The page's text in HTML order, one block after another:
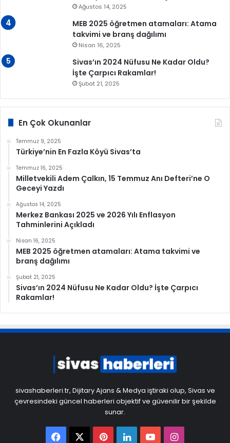
Ağustos 14, 2025
MEB 2025 öğretmen atamaları: Atama
takvimi ve branş dağılımı
Nisan 16, 2025
Sivas’ın 2024 Nüfusu Ne Kadar Oldu?
İşte Çarpıcı Rakamlar!
Şubat 21, 2025
En Çok Okunanlar
Temmuz 9, 2025
Türkiye’nin En Fazla Köyü Sivas’ta
Temmuz 16, 2025
Milletvekili Adem Çalkın, 15 Temmuz Anı Defteri’ne O
Geceyi Yazdı
Ağustos 14, 2025
Merkez Bankası 2025 ve 2026 Yılı Enflasyon
Tahminlerini Açıkladı
Nisan 16, 2025
MEB 2025 öğretmen atamaları: Atama takvimi ve
branş dağılımı
Şubat 21, 2025
Sivas’ın 2024 Nüfusu Ne Kadar Oldu? İşte Çarpıcı
Rakamlar!
sivashaberleri.tr, Dijitary Ajans & Medya iştiraki olup, Sivas ve
çevresindeki güncel haberleri objektif ve güvenilir bir şekilde
sunar.
FacebookPinterest
LinkedInYouTubeInstagram